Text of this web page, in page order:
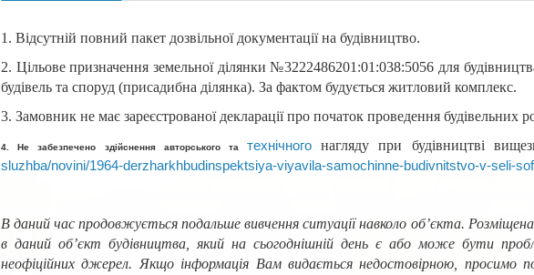
1. Відсутній повний пакет дозвільної документації на будівництво.
2. Цільове призначення земельної ділянки №3222486201:01:038:5056 для
будівель та споруд (присадибна ділянка). За фактом будується житловий комплекс.
3. Замовник не має зареєстрованої декларації про початок проведення будівельних
4. Не забезпечено здійснення авторського та технічногонагляду при будівництві
sluzhba/novini/1964-derzharkhbudinspektsiya-viyavila-samochinne-budivnitstvo-v-seli-
В даний час продовжується подальше вивчення ситуації навколо об’єкта.
в даний об’єкт будівництва, який на сьогоднішній день є або може бути
неофіційних джерел. Якщо інформація Вам видається недостовірною, просимо